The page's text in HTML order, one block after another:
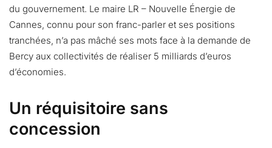
du gouvernement. Le maire LR – Nouvelle Énergie de
Cannes, connu pour son franc-parler et ses positions
tranchées, n’a pas mâché ses mots face à la demande de
Bercy aux collectivités de réaliser 5 milliards d’euros
d’économies.
Un réquisitoire sans
concession